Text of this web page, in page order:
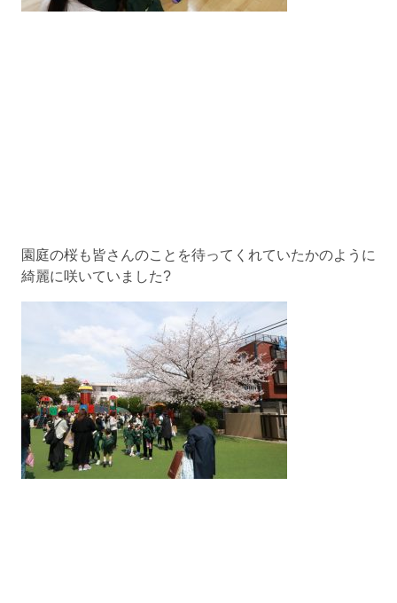
園庭の桜も皆さんのことを待ってくれていたかのように
綺麗に咲いていました?